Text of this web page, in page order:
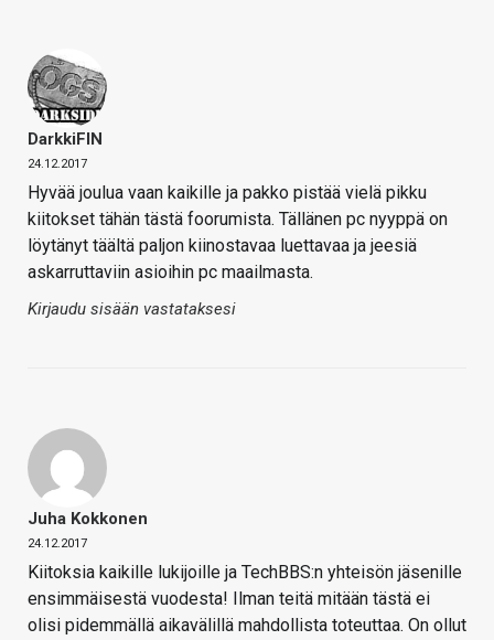
DarkkiFIN
24.12.2017
Hyvää joulua vaan kaikille ja pakko pistää vielä pikku
kiitokset tähän tästä foorumista. Tällänen pc nyyppä on
löytänyt täältä paljon kiinostavaa luettavaa ja jeesiä
askarruttaviin asioihin pc maailmasta.
Kirjaudu sisään vastataksesi
Juha Kokkonen
24.12.2017
Kiitoksia kaikille lukijoille ja TechBBS:n yhteisön jäsenille
ensimmäisestä vuodesta! Ilman teitä mitään tästä ei
olisi pidemmällä aikavälillä mahdollista toteuttaa. On ollut